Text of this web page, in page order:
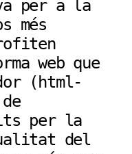
per a la
més
web que
(html-
per la
del